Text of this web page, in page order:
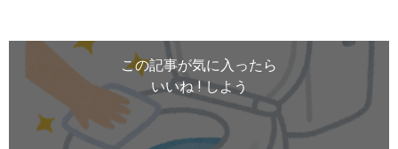
この記事が気に入ったら
いいね ! しよう